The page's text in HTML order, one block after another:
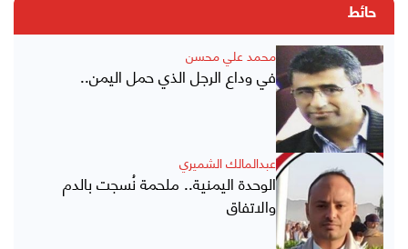
حائط
محمد علي محسن
في وداع الرجل الذي حمل اليمن..
عبدالمالك الشميري
الوحدة اليمنية.. ملحمة نُسجت بالدم
والاتفاق